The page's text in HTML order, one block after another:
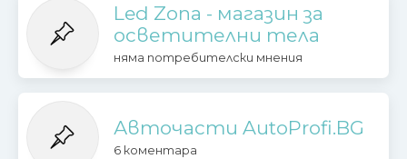
Led Zona - магазин за
осветителни тела
няма потребителски мнения
Авточасти AutoProfi.BG
6 коментара